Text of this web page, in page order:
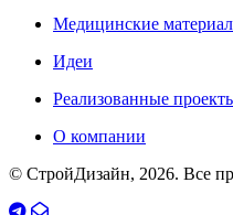
Медицинские
Идеи
Реализованные
О компании
© СтройДизайн, 2026. Все